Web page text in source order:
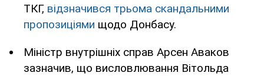
ТКГ, відзначився трьома скандальними
пропозиціями щодо Донбасу.
Міністр внутрішніх справ Арсен Аваков
зазначив, що висловлювання Вітольда